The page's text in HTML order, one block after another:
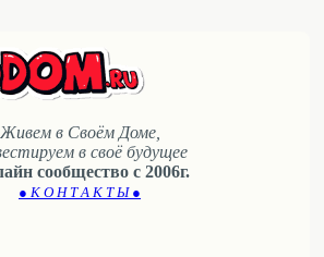
Живем в Своём Доме,
в своё будущее
сообщество с 2006г.
● К О Н Т А К Т Ы ●